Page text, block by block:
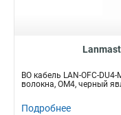
ВО кабель LAN-OFC-
волокна, OM4, черный
Подробнее